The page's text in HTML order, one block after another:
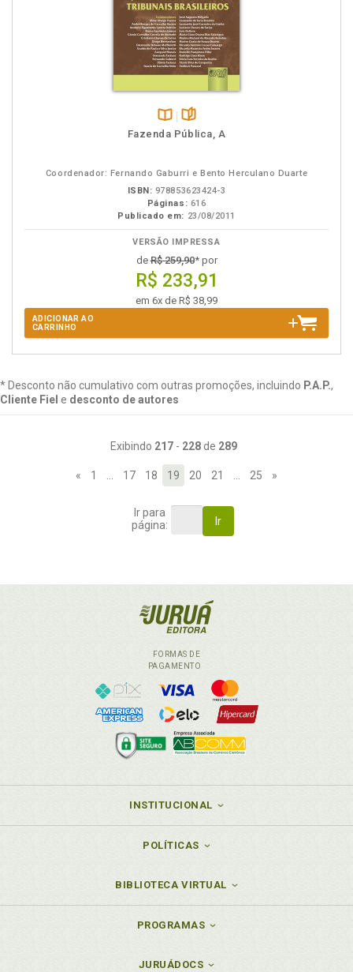
Disponível
páginas
Fazenda Pública, A
Coordenador: Fernando Gaburri e Bento Herculano Duarte
ISBN: 978853623424-3
Páginas: 616
Publicado em: 23/08/2011
VERSÃO IMPRESSA
deR$ 259,90* por
R$ 233,91
em 6x de R$ 38,99
ADICIONAR AO
CARRINHO
* Desconto não cumulativo com outras promoções, incluindo P.A.P.,
Cliente Fiel e desconto de autores
Exibindo 217- 228de 289
« 1 17 18 19 20 21 25 »
Ir para
página:
Ir
FORMAS DE
PAGAMENTO
INSTITUCIONAL
POLÍTICAS
BIBLIOTECA VIRTUAL
PROGRAMAS
JURUÁDOCS